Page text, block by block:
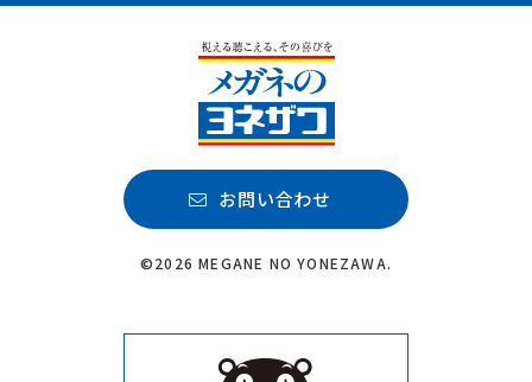
お問い合わせ
©2026 MEGANE NO YONEZAWA.